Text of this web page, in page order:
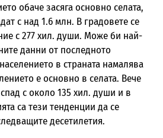
обаче засяга основно селата,
с над 1.6 млн. В градовете се
с 277 хил. души. Може би най-
данни от последното
в страната намалява
е основно в селата. Вече
с около 135 хил. души и в
са тези тенденции да се
десетилетия.